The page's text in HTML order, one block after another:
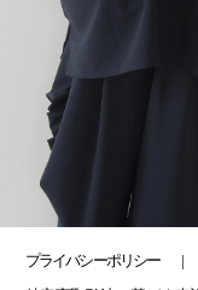
プライバシーポリシー